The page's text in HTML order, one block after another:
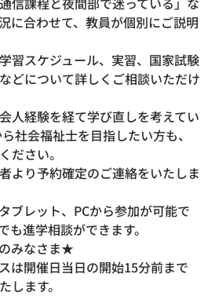
に合わせて、教員が個別にご説明
習スケジュール、実習、国家試験
どについて詳しくご相談いただけ
人経験を経て学び直しを考えてい
社会福祉士を目指したい方も、
ださい。
より予約確定のご連絡をいたしま
ブレット、PCから参加が可能で
も進学相談ができます。
みなさま★
は開催日当日の開始15分前まで
します。